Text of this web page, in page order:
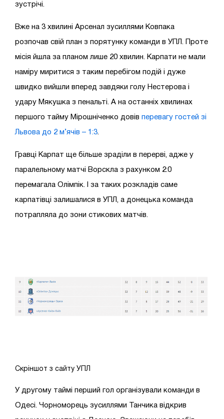
зустрічі.
Вже на 3 хвилині Арсенал зусиллями Ковпака
розпочав свій план з порятунку команди в УПЛ. Проте
місія йшла за планом лише 20 хвилин. Карпати не мали
наміру миритися з таким перебігом подій і дуже
швидко вийшли вперед завдяки голу Нестерова і
удару Мякушка з пенальті. А на останніх хвилинах
першого тайму Мірошніченко довів перевагу гостей зі
Львова до 2 м’ячів – 1:3
Гравці Карпат ще більше зраділи в перерві, адже у
паралельному матчі Ворскла з рахунком 2:0
перемагала Олімпік. І за таких розкладів саме
карпатівці залишалися в УПЛ, а донецька команда
потрапляла до зони стикових матчів.
Скріншот з сайту УПЛ
У другому таймі перший гол організували команди в
Одесі. Чорноморець зусиллями Танчика відкрив